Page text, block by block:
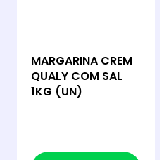
MARGARINA CREM
QUALY COM SAL
1KG (UN)